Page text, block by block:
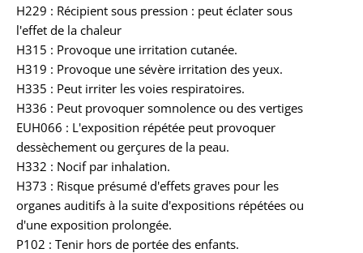
H229 : Récipient sous pression : peut éclater sous
l'effet de la chaleur
H315 : Provoque une irritation cutanée.
H319 : Provoque une sévère irritation des yeux.
H335 : Peut irriter les voies respiratoires.
H336 : Peut provoquer somnolence ou des vertiges
EUH066 : L'exposition répétée peut provoquer
dessèchement ou gerçures de la peau.
H332 : Nocif par inhalation.
H373 : Risque présumé d'effets graves pour les
organes auditifs à la suite d'expositions répétées ou
d'une exposition prolongée.
P102 : Tenir hors de portée des enfants.